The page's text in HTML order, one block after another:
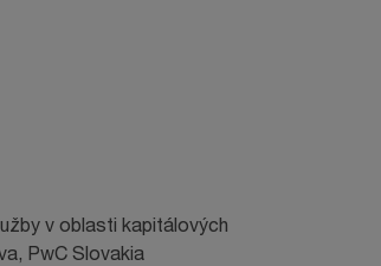
v oblasti kapitálových
PwC Slovakia